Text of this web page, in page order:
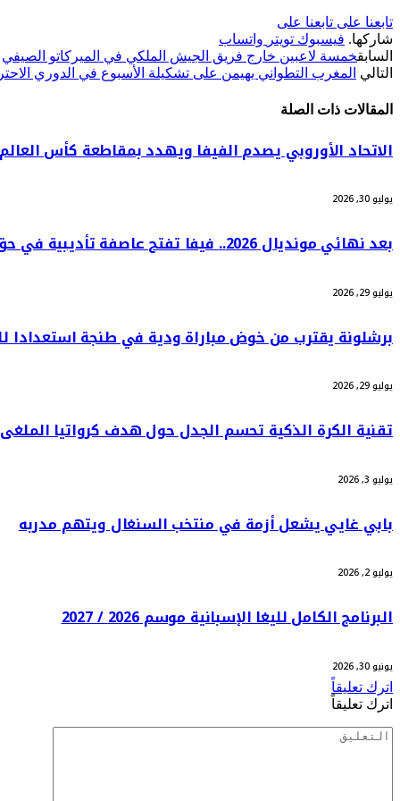
تابعنا على تابعنا على
شاركها. فيسبوك تويتر واتساب
السابقخمسة لاعبين خارج فريق الجيش الملكي في الميركاتو الصيفي
التالي المغرب التطواني يهيمن على تشكيلة الأسبوع في الدوري
المقالات ذات الصلة
الاتحاد الأوروبي يصدم الفيفا ويهدد بمقاطعة كأس العالم
يوليو 30, 2026
بعد نهائي مونديال 2026.. فيفا تفتح عاصفة تأديبية في حق الأرجنتين
يوليو 29, 2026
برشلونة يقترب من خوض مباراة ودية في طنجة استعدادا
يوليو 29, 2026
تقنية الكرة الذكية تحسم الجدل حول هدف كرواتيا الملغى
يوليو 3, 2026
بابي غايي يشعل أزمة في منتخب السنغال ويتهم مدربه
يوليو 2, 2026
البرنامج الكامل لليغا الإسبانية موسم 2026 / 2027
يونيو 30, 2026
اترك تعليقاً
اترك تعليقاً